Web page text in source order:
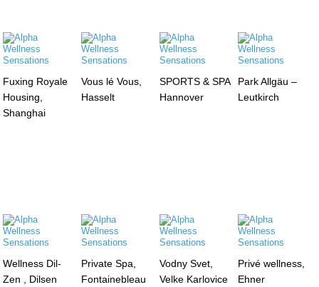
Fuxing Royale
Housing,
Shanghai
Vous lé Vous,
Hasselt
SPORTS & SPA
Hannover
Park Allgäu –
Leutkirch
Wellness Dil-
Zen , Dilsen
Private Spa,
Fontainebleau
Vodny Svet,
Velke Karlovice
Privé wellness,
Ehner